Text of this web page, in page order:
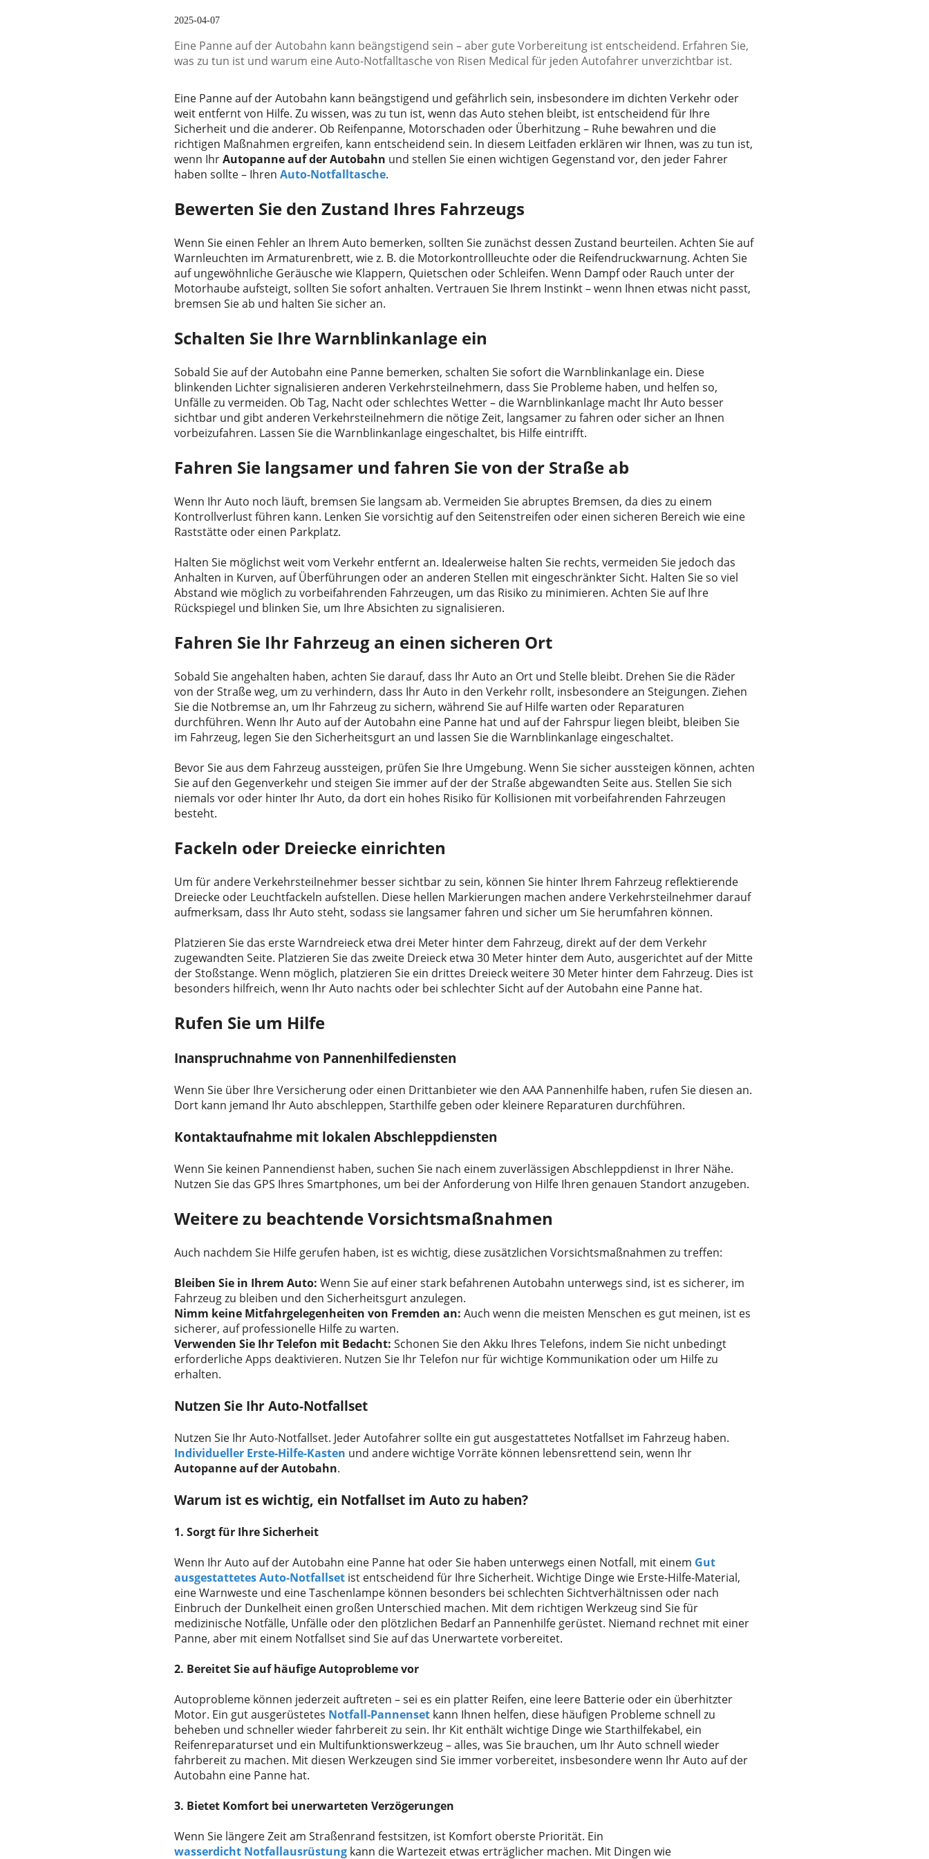
2025-04-07
Eine Panne auf der Autobahn kann beängstigend sein – aber gute Vorbereitung ist entscheidend. Erfahren Sie,
was zu tun ist und warum eine Auto-Notfalltasche von Risen Medical für jeden Autofahrer unverzichtbar ist.
Eine Panne auf der Autobahn kann beängstigend und gefährlich sein, insbesondere im dichten Verkehr oder
weit entfernt von Hilfe. Zu wissen, was zu tun ist, wenn das Auto stehen bleibt, ist entscheidend für Ihre
Sicherheit und die anderer. Ob Reifenpanne, Motorschaden oder Überhitzung – Ruhe bewahren und die
richtigen Maßnahmen ergreifen, kann entscheidend sein. In diesem Leitfaden erklären wir Ihnen, was zu tun ist,
wenn IhrAutopanne auf der Autobahn und stellen Sie einen wichtigen Gegenstand vor, den jeder Fahrer
haben sollte – Ihren Auto-Notfalltasche.
Bewerten Sie den Zustand Ihres Fahrzeugs
Wenn Sie einen Fehler an Ihrem Auto bemerken, sollten Sie zunächst dessen Zustand beurteilen. Achten Sie auf
Warnleuchten im Armaturenbrett, wie z. B. die Motorkontrollleuchte oder die Reifendruckwarnung. Achten Sie
auf ungewöhnliche Geräusche wie Klappern, Quietschen oder Schleifen. Wenn Dampf oder Rauch unter der
Motorhaube aufsteigt, sollten Sie sofort anhalten. Vertrauen Sie Ihrem Instinkt – wenn Ihnen etwas nicht passt,
bremsen Sie ab und halten Sie sicher an.
Schalten Sie Ihre Warnblinkanlage ein
Sobald Sie auf der Autobahn eine Panne bemerken, schalten Sie sofort die Warnblinkanlage ein. Diese
blinkenden Lichter signalisieren anderen Verkehrsteilnehmern, dass Sie Probleme haben, und helfen so,
Unfälle zu vermeiden. Ob Tag, Nacht oder schlechtes Wetter – die Warnblinkanlage macht Ihr Auto besser
sichtbar und gibt anderen Verkehrsteilnehmern die nötige Zeit, langsamer zu fahren oder sicher an Ihnen
vorbeizufahren. Lassen Sie die Warnblinkanlage eingeschaltet, bis Hilfe eintrifft.
Fahren Sie langsamer und fahren Sie von der Straße ab
Wenn Ihr Auto noch läuft, bremsen Sie langsam ab. Vermeiden Sie abruptes Bremsen, da dies zu einem
Kontrollverlust führen kann. Lenken Sie vorsichtig auf den Seitenstreifen oder einen sicheren Bereich wie eine
Raststätte oder einen Parkplatz.
Halten Sie möglichst weit vom Verkehr entfernt an. Idealerweise halten Sie rechts, vermeiden Sie jedoch das
Anhalten in Kurven, auf Überführungen oder an anderen Stellen mit eingeschränkter Sicht. Halten Sie so viel
Abstand wie möglich zu vorbeifahrenden Fahrzeugen, um das Risiko zu minimieren. Achten Sie auf Ihre
Rückspiegel und blinken Sie, um Ihre Absichten zu signalisieren.
Fahren Sie Ihr Fahrzeug an einen sicheren Ort
Sobald Sie angehalten haben, achten Sie darauf, dass Ihr Auto an Ort und Stelle bleibt. Drehen Sie die Räder
von der Straße weg, um zu verhindern, dass Ihr Auto in den Verkehr rollt, insbesondere an Steigungen. Ziehen
Sie die Notbremse an, um Ihr Fahrzeug zu sichern, während Sie auf Hilfe warten oder Reparaturen
durchführen. Wenn Ihr Auto auf der Autobahn eine Panne hat und auf der Fahrspur liegen bleibt, bleiben Sie
im Fahrzeug, legen Sie den Sicherheitsgurt an und lassen Sie die Warnblinkanlage eingeschaltet.
Bevor Sie aus dem Fahrzeug aussteigen, prüfen Sie Ihre Umgebung. Wenn Sie sicher aussteigen können, achten
Sie auf den Gegenverkehr und steigen Sie immer auf der der Straße abgewandten Seite aus. Stellen Sie sich
niemals vor oder hinter Ihr Auto, da dort ein hohes Risiko für Kollisionen mit vorbeifahrenden Fahrzeugen
besteht.
Fackeln oder Dreiecke einrichten
Um für andere Verkehrsteilnehmer besser sichtbar zu sein, können Sie hinter Ihrem Fahrzeug reflektierende
Dreiecke oder Leuchtfackeln aufstellen. Diese hellen Markierungen machen andere Verkehrsteilnehmer darauf
aufmerksam, dass Ihr Auto steht, sodass sie langsamer fahren und sicher um Sie herumfahren können.
Platzieren Sie das erste Warndreieck etwa drei Meter hinter dem Fahrzeug, direkt auf der dem Verkehr
zugewandten Seite. Platzieren Sie das zweite Dreieck etwa 30 Meter hinter dem Auto, ausgerichtet auf der Mitte
der Stoßstange. Wenn möglich, platzieren Sie ein drittes Dreieck weitere 30 Meter hinter dem Fahrzeug. Dies ist
besonders hilfreich, wenn Ihr Auto nachts oder bei schlechter Sicht auf der Autobahn eine Panne hat.
Rufen Sie um Hilfe
Inanspruchnahme von Pannenhilfediensten
Wenn Sie über Ihre Versicherung oder einen Drittanbieter wie den AAA Pannenhilfe haben, rufen Sie diesen an.
Dort kann jemand Ihr Auto abschleppen, Starthilfe geben oder kleinere Reparaturen durchführen.
Kontaktaufnahme mit lokalen Abschleppdiensten
Wenn Sie keinen Pannendienst haben, suchen Sie nach einem zuverlässigen Abschleppdienst in Ihrer Nähe.
Nutzen Sie das GPS Ihres Smartphones, um bei der Anforderung von Hilfe Ihren genauen Standort anzugeben.
Weitere zu beachtende Vorsichtsmaßnahmen
Auch nachdem Sie Hilfe gerufen haben, ist es wichtig, diese zusätzlichen Vorsichtsmaßnahmen zu treffen:
Bleiben Sie in Ihrem Auto: Wenn Sie auf einer stark befahrenen Autobahn unterwegs sind, ist es sicherer, im
Fahrzeug zu bleiben und den Sicherheitsgurt anzulegen.
Nimm keine Mitfahrgelegenheiten von Fremden an: Auch wenn die meisten Menschen es gut meinen, ist es
sicherer, auf professionelle Hilfe zu warten.
Verwenden Sie Ihr Telefon mit Bedacht: Schonen Sie den Akku Ihres Telefons, indem Sie nicht unbedingt
erforderliche Apps deaktivieren. Nutzen Sie Ihr Telefon nur für wichtige Kommunikation oder um Hilfe zu
erhalten.
Nutzen Sie Ihr Auto-Notfallset
Nutzen Sie Ihr Auto-Notfallset. Jeder Autofahrer sollte ein gut ausgestattetes Notfallset im Fahrzeug haben.
Individueller Erste-Hilfe-Kasten und andere wichtige Vorräte können lebensrettend sein, wenn Ihr
Autopanne auf der Autobahn.
Warum ist es wichtig, ein Notfallset im Auto zu haben?
1. Sorgt für Ihre Sicherheit
Wenn Ihr Auto auf der Autobahn eine Panne hat oder Sie haben unterwegs einen Notfall, mit einem Gut
ausgestattetes Auto-Notfallset ist entscheidend für Ihre Sicherheit. Wichtige Dinge wie Erste-Hilfe-Material,
eine Warnweste und eine Taschenlampe können besonders bei schlechten Sichtverhältnissen oder nach
Einbruch der Dunkelheit einen großen Unterschied machen. Mit dem richtigen Werkzeug sind Sie für
medizinische Notfälle, Unfälle oder den plötzlichen Bedarf an Pannenhilfe gerüstet. Niemand rechnet mit einer
Panne, aber mit einem Notfallset sind Sie auf das Unerwartete vorbereitet.
2. Bereitet Sie auf häufige Autoprobleme vor
Autoprobleme können jederzeit auftreten – sei es ein platter Reifen, eine leere Batterie oder ein überhitzter
Motor. Ein gut ausgerüstetes Notfall-Pannenset kann Ihnen helfen, diese häufigen Probleme schnell zu
beheben und schneller wieder fahrbereit zu sein. Ihr Kit enthält wichtige Dinge wie Starthilfekabel, ein
Reifenreparaturset und ein Multifunktionswerkzeug – alles, was Sie brauchen, um Ihr Auto schnell wieder
fahrbereit zu machen. Mit diesen Werkzeugen sind Sie immer vorbereitet, insbesondere wenn Ihr Auto auf der
Autobahn eine Panne hat.
3. Bietet Komfort bei unerwarteten Verzögerungen
Wenn Sie längere Zeit am Straßenrand festsitzen, ist Komfort oberste Priorität. Ein
wasserdicht Notfallausrüstung kann die Wartezeit etwas erträglicher machen. Mit Dingen wie